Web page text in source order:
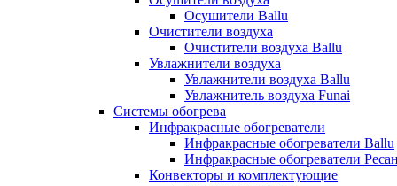
Осушители Ballu
Очистители воздуха
Очистители воздуха Ballu
Увлажнители воздуха
Увлажнители воздуха Ballu
Увлажнитель воздуха Funai
Системы обогрева
Инфракрасные обогреватели
Инфракрасные обогреватели Ballu
Инфракрасные обогреватели
Конвекторы и комплектующие